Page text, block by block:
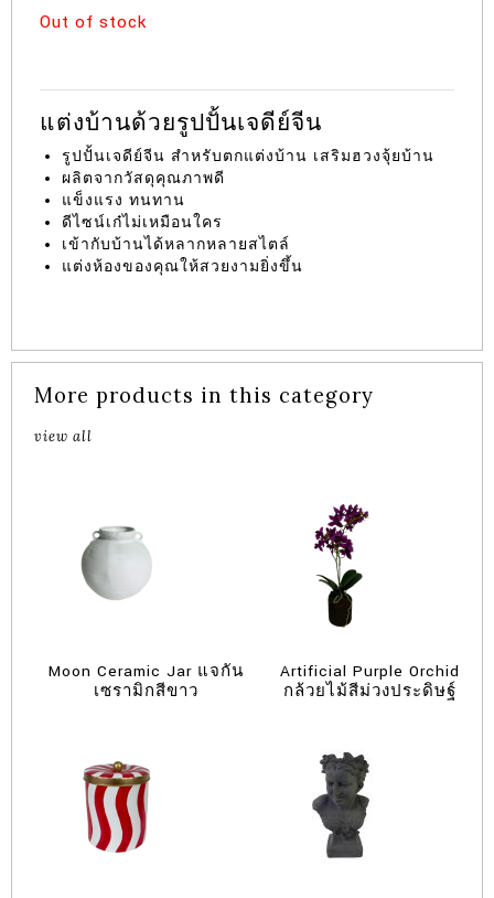
Out of stock
แต่งบ้านด้วยรูปปั้นเจดีย์จีน
รูปปั้นเจดีย์จีน สำหรับตกแต่งบ้าน เสริมฮวงจุ้ยบ้าน
ผลิตจากวัสดุคุณภาพดี
แข็งแรง ทนทาน
ดีไซน์เก๋ไม่เหมือนใคร
เข้ากับบ้านได้หลากหลายสไตล์
แต่งห้องของคุณให้สวยงามยิ่งขึ้น
More products in this category
view all
Moon Ceramic Jar แจกัน
เซรามิกสีขาว
Artificial Purple Orchid
กล้วยไม้สีม่วงประดิษฐ์